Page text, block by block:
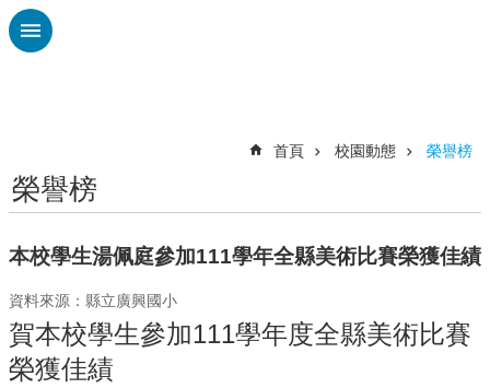
跳到主要內容區塊
認
廣
興
校
刊
專
欄
首頁 校園動態 榮譽榜
榮譽榜
本校學生湯佩庭參加111學年全縣美術比賽榮獲佳績
資料來源：縣立廣興國小
賀本校學生參加111學年度全縣美術比賽
榮獲佳績